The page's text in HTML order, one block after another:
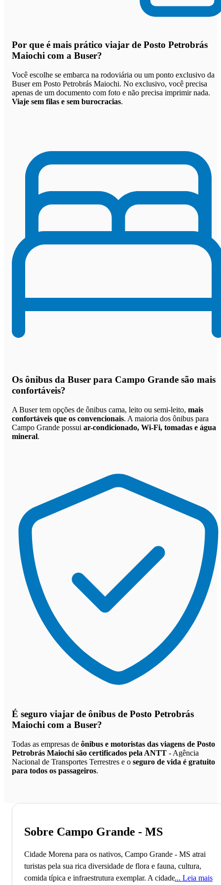
Por que é mais prático viajar de Posto Petrobrás
Maiochi com a Buser?
Você escolhe se embarca na rodoviária ou um ponto exclusivo da
Buser em Posto Petrobrás Maiochi. No exclusivo, você precisa
apenas de um documento com foto e não precisa imprimir nada.
Viaje sem filas e sem burocracias.
Os ônibus da Buser para Campo Grande são mais
confortáveis?
A Buser tem opções de ônibus cama, leito ou semi-leito, mais
confortáveis que os convencionais. A maioria dos ônibus para
Campo Grande possui ar-condicionado, Wi-Fi, tomadas e água
mineral.
É seguro viajar de ônibus de Posto Petrobrás
Maiochi com a Buser?
Todas as empresas de ônibus e motoristas das viagens de Posto
Petrobrás Maiochi são certificados pela ANTT - Agência
Nacional de Transportes Terrestres e o seguro de vida é gratuito
para todos os passageiros.
Sobre Campo Grande - MS
Cidade Morena para os nativos, Campo Grande - MS atrai
turistas pela sua rica diversidade de flora e fauna, cultura,
comida típica e infraestrutura exemplar. A cidade de Campo
Leia mais